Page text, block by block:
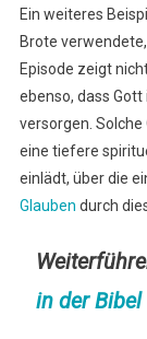
Ein weiteres
Brote
Episode zeigt
ebenso, dass
versorgen. Solche
eine tiefere
einlädt, über die
Glauben durch
in der Bibel